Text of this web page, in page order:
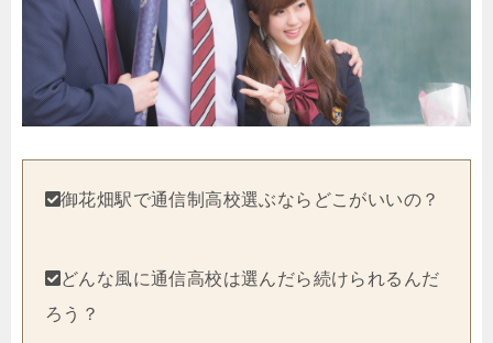
御花畑駅で通信制高校選ぶならどこがいいの？
どんな風に通信高校は選んだら続けられるんだ
ろう？